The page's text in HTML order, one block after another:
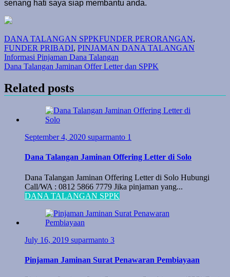
senang hati saya siap membantu anda.
DANA TALANGAN SPPKFUNDER PERORANGAN,
FUNDER PRIBADI, PINJAMAN DANA TALANGAN
Post
navigation
Informasi Pinjaman Dana Talangan
Dana Talangan Jaminan Offer Letter dan SPPK
Related posts
September 4, 2020 suparmanto 1
Dana Talangan Jaminan Offering Letter di Solo
Dana Talangan Jaminan Offering Letter di Solo Hubungi
Call/WA : 0812 5866 7779 Jika pinjaman yang...
DANA TALANGAN SPPK
July 16, 2019 suparmanto 3
Pinjaman Jaminan Surat Penawaran Pembiayaan